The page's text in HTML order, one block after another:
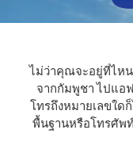
ไม่ว่าคุณจะอยู่ที่ไห
จากกัมพูชา ไปแอ
โทรถึงหมายเลขใด
พื้นฐานหรือโทรศัพท์